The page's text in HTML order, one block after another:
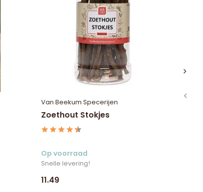
Van Beekum Specerijen
Zoethout Stokjes
Op voorraad
Snelle levering!
11.49